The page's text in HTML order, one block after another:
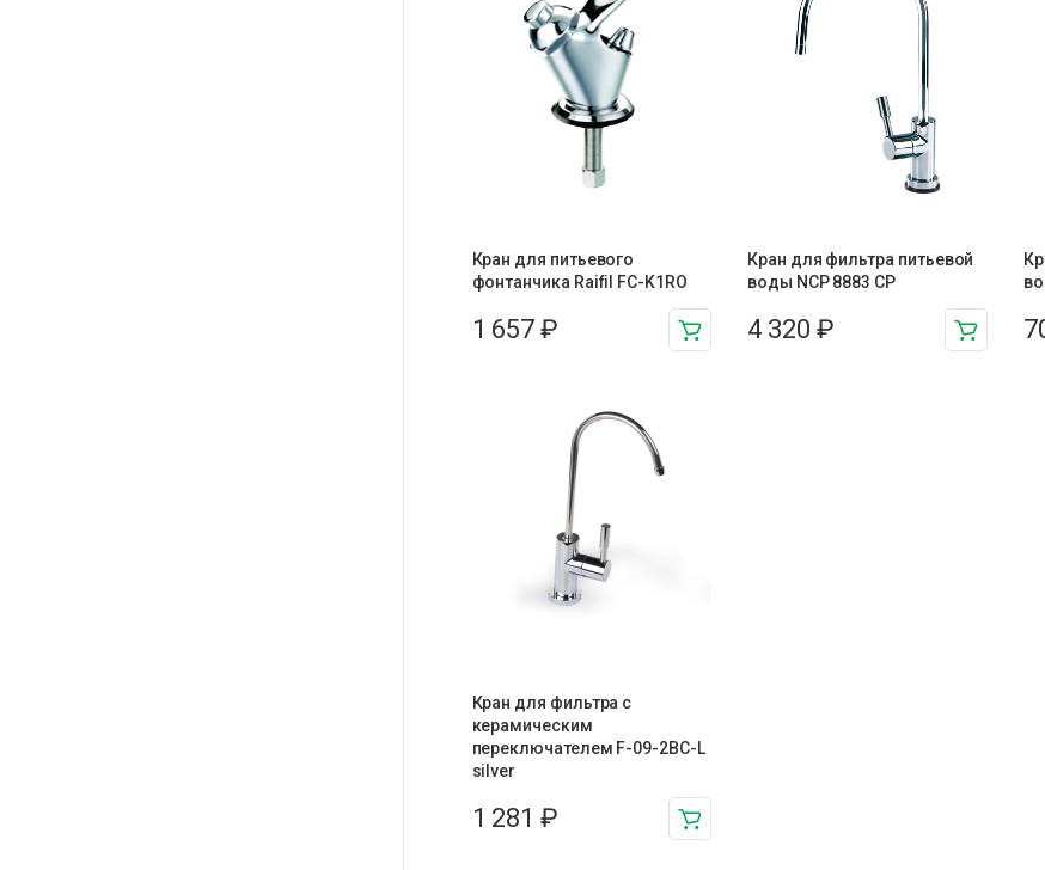
Кран для питьевого
фонтанчика Raifil FC-K1RO
1 657₽
Кран для фильтра питьевой
воды NCP 8883 CP
4 320 ₽
Кран для фильтра с
керамическим
переключателем F-09-2BC-L
silver
1 281₽